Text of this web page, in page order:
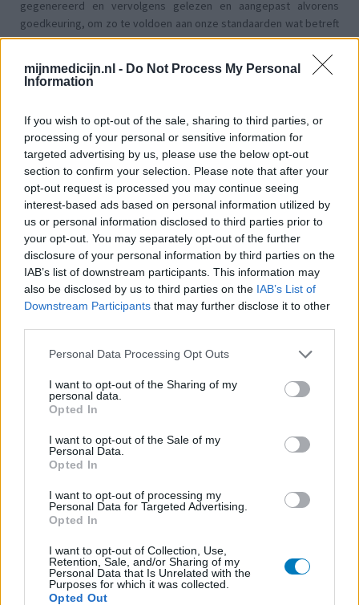
mijnmedicijn.nl - Do Not Process My Personal
Information
If you wish to opt-out of the sale, sharing to third parties, or
processing of your personal or sensitive information for
targeted advertising by us, please use the below opt-out
section to confirm your selection. Please note that after your
opt-out request is processed you may continue seeing
interest-based ads based on personal information utilized by
us or personal information disclosed to third parties prior to
your opt-out. You may separately opt-out of the further
disclosure of your personal information by third parties on the
IAB’s list of downstream participants. This information may
also be disclosed by us to third parties on the IAB’s List of
Downstream Participants that may further disclose it to other
Personal Data Processing Opt Outs
I want to opt-out of the Sharing of my
personal data.
Opted In
I want to opt-out of the Sale of my
Personal Data.
Opted In
I want to opt-out of processing my
Personal Data for Targeted Advertising.
Opted In
I want to opt-out of Collection, Use,
Retention, Sale, and/or Sharing of my
Personal Data that Is Unrelated with the
Purposes for which it was collected.
Opted Out
gegenereerd en vervolgens gelezen en aangepast alvorens
goedkeuring, om zo te voldoen aan onze standaarden wat betreft
een review voor een medicijn. Voor het delen van ervaringen is
geen medische kennis noodzakelijk. Op deze manier geven de
reviews alleen een beeld van de ervaring van de schrijvers en niet
voor medisch advies altijd contact op moet nemen met uw arts of
apotheker.